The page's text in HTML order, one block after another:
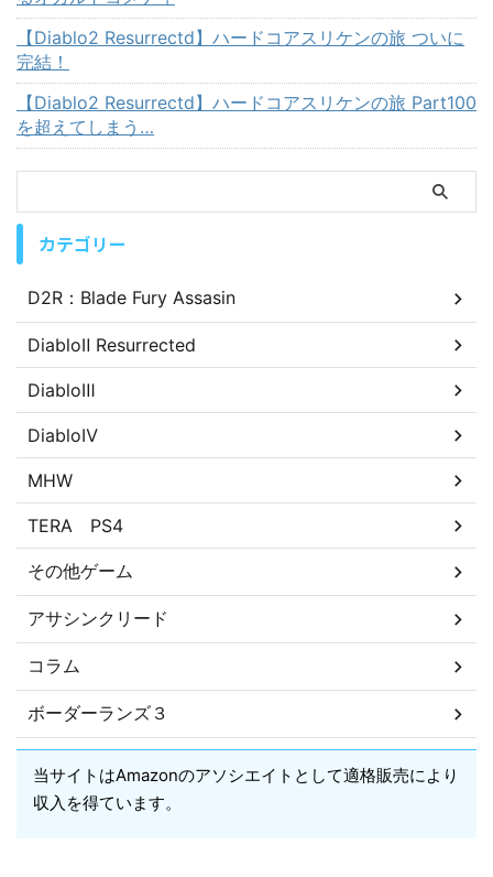
【Diablo2 Resurrectd】ハードコアスリケンの旅 ついに
完結！
【Diablo2 Resurrectd】ハードコアスリケンの旅 Part100
を超えてしまう…
カテゴリー
D2R：Blade Fury Assasin
DiabloⅡ Resurrected
DiabloⅢ
DiabloⅣ
MHW
TERA PS4
その他ゲーム
アサシンクリード
コラム
ボーダーランズ３
当サイトはAmazonのアソシエイトとして適格販売により
収入を得ています。